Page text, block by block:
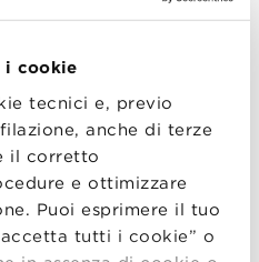
i cookie
tecnici e, previo
anche di terze
il corretto
e ottimizzare
Puoi esprimere il tuo
tutti i cookie” o
mai da primi. Nel
in classifica, perdi
competitivo che avevi
un competitor virtuale,
team in competizione.
avuto in Marlboro
tempo l’azienda era